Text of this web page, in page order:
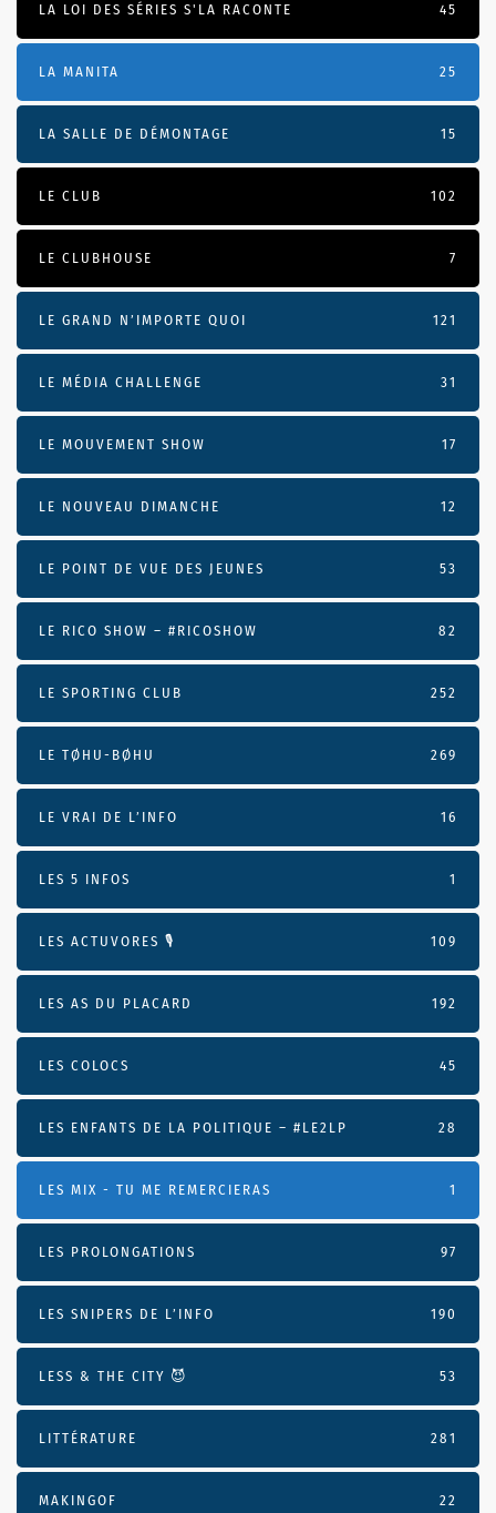
LA LOI DES SÉRIES S'LA RACONTE 45
LA MANITA 25
LA SALLE DE DÉMONTAGE 15
LE CLUB 102
LE CLUBHOUSE 7
LE GRAND N’IMPORTE QUOI 121
LE MÉDIA CHALLENGE 31
LE MOUVEMENT SHOW 17
LE NOUVEAU DIMANCHE 12
LE POINT DE VUE DES JEUNES 53
LE RICO SHOW – #RICOSHOW 82
LE SPORTING CLUB 252
LE TØHU-BØHU 269
LE VRAI DE L’INFO 16
LES 5 INFOS 1
LES ACTUVORES 🎙 109
LES AS DU PLACARD 192
LES COLOCS 45
LES ENFANTS DE LA POLITIQUE – #LE2LP 28
LES MIX - TU ME REMERCIERAS 1
LES PROLONGATIONS 97
LES SNIPERS DE L’INFO 190
LESS & THE CITY 😈 53
LITTÉRATURE 281
MAKINGOF 22